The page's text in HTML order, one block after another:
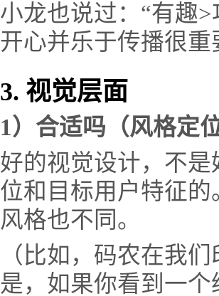
小龙也说过：“有趣
开心并乐于传播很重
3. 视觉层面
1）合适吗（风格定位
好的视觉设计，不
位和目标用户特征
风格也不同。
（比如，码农在我
是，如果你看到一